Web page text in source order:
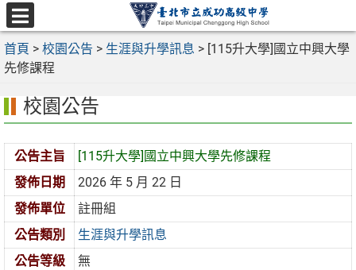
跳
至
主
要
區
選
單
首頁 > 校園公告 > 生涯與升學訊息 > [115升大學]國立中興大學
先修課程
校園公告
公告主旨
[115升大學]國立中興大學先修課程
發佈日期
2026 年 5 月 22 日
發佈單位
註冊組
公告類別
生涯與升學訊息
公告等級
無